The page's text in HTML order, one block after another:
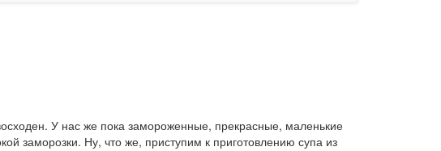
У нас же пока замороженные, прекрасные, маленькие
заморозки. Ну, что же, приступим к приготовлению супа из